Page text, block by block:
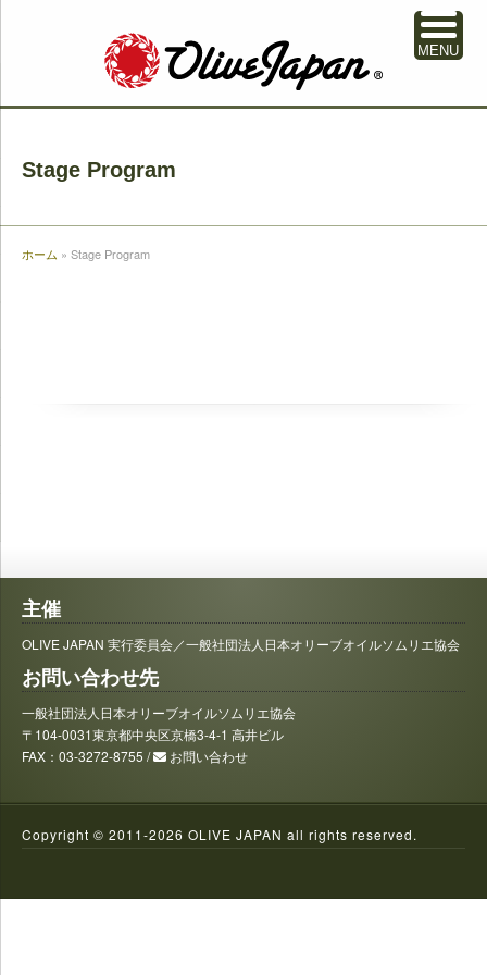
Stage Program
ホーム » Stage Program
主催
OLIVE JAPAN 実行委員会／一般社団法人日本オリーブオイルソムリエ協会
お問い合わせ先
一般社団法人日本オリーブオイルソムリエ協会
〒104-0031東京都中央区京橋3-4-1 高井ビル
FAX：03-3272-8755 /
お問い合わせ
Copyright © 2011-2026 OLIVE JAPAN all rights reserved.
MENU